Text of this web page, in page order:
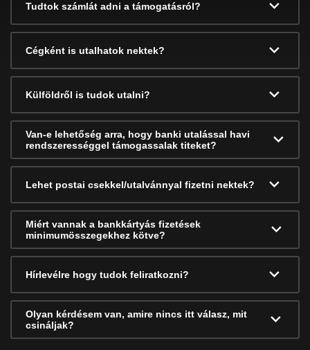
Tudtok számlát adni a támogatásról?
Cégként is utalhatok nektek?
Külföldről is tudok utalni?
Van-e lehetőség arra, hogy banki utalással havi
rendszerességgel támogassalak titeket?
Lehet postai csekkel/utalvánnyal fizetni nektek?
Miért vannak a bankkártyás fizetések
minimumösszegekhez kötve?
Hírlevélre hogy tudok feliratkozni?
Olyan kérdésem van, amire nincs itt válasz, mit
csináljak?